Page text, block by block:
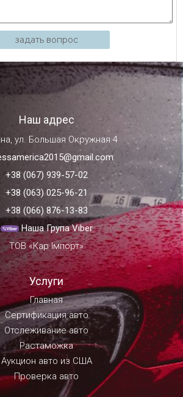
задать вопрос
Наш адрес
ул. Большая Окружная 4
+38 (067) 939-57-02
+38 (063) 025-96-21
+38 (066) 876-13-83
Наша Група Viber
ТОВ «Кар Імпорт»
Услуги
Главная
Сертификация авто
Отслеживание авто
Растаможка
Аукцион авто из США
Проверка авто